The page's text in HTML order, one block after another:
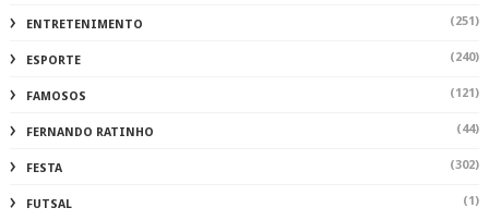
ENTRETENIMENTO (251)
ESPORTE (240)
FAMOSOS (121)
FERNANDO RATINHO (44)
FESTA (302)
FUTSAL (1)